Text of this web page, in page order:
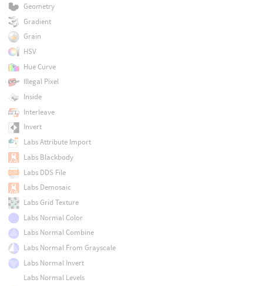
Geometry
Gradient
Grain
HSV
Hue Curve
Illegal Pixel
Inside
Interleave
Invert
Labs Attribute Import
Labs Blackbody
Labs DDS File
Labs Demosaic
Labs Grid Texture
Labs Normal Color
Labs Normal Combine
Labs Normal From Grayscale
Labs Normal Invert
Labs Normal Levels